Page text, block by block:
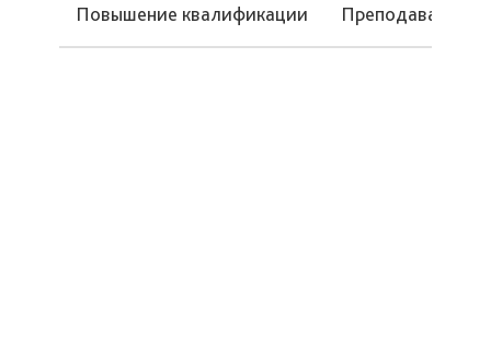
Повышение квалификации Преподаваемые